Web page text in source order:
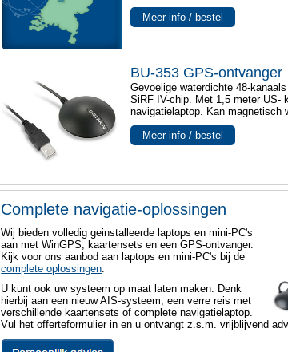
Meer info / bestel
BU-353 GPS-ontvanger
Gevoelige waterdichte 48-
SiRF IV-chip. Met 1,5 meter US-
navigatielaptop. Kan magnetisch
Meer info / bestel
Complete navigatie-oplossingen
Wij bieden volledig geinstalleerde laptops en mini-PC's
aan met WinGPS, kaartensets en een GPS-ontvanger.
Kijk voor ons aanbod aan laptops en mini-PC's bij de
complete oplossingen.
U kunt ook uw systeem op maat laten maken. Denk
hierbij aan een nieuw AIS-systeem, een verre reis met
verschillende kaartensets of complete navigatielaptop.
Vul het offerteformulier in en u ontvangt z.s.m. vrijblijvend